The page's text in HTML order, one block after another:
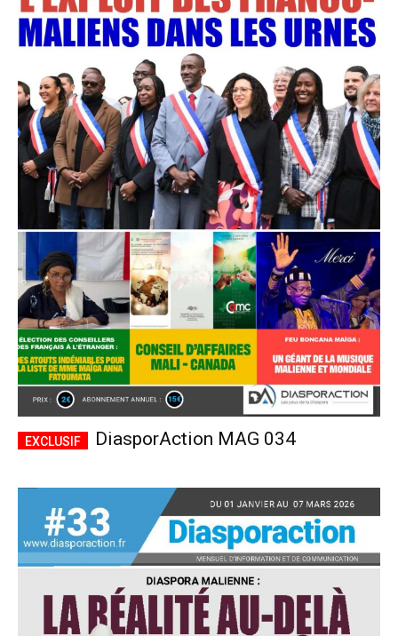
DiasporAction MAG 034